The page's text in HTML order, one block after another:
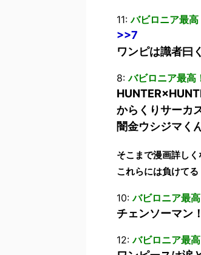
11:バビロニア最高
>>7
ワンピは識者曰
8:バビロニア最高
からくりサーカ
闇金ウシジマく
そこまで漫画詳し
これらには負けてる
10:バビロニア最高
チェンソーマン
12:バビロニア最高